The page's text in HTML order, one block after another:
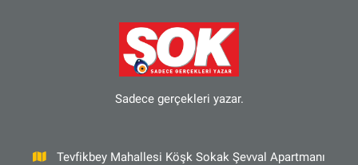
Sadece gerçekleri yazar.
Tevfikbey Mahallesi Köşk Sokak Şevval Apartmanı